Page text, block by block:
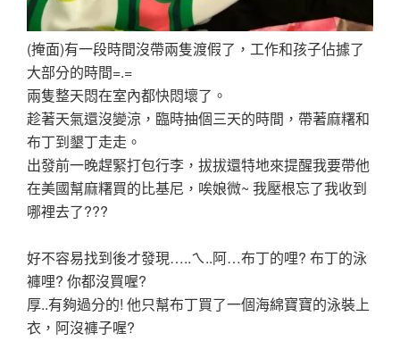
(掩面)有一段時間沒帶兩隻渡假了，工作和孩子佔據了
大部分的時間=.=
兩隻整天悶在室內都快悶壞了。
趁著天氣還沒變涼，臨時抽個三天的時間，帶著麻糬和
布丁到墾丁走走。
出發前一晚趕緊打包行李，拔拔還特地來提醒我要帶他
在美國幫麻糬買的比基尼， 唉娘微~ 我壓根忘了我收到
哪裡去了???
好不容易找到後才發現…..ㄟ..阿…布丁的哩? 布丁的泳
褲哩? 你都沒買喔?
厚..有夠過分的! 他只幫布丁買了一個海綿寶寶的泳裝上
衣，阿沒褲子喔?